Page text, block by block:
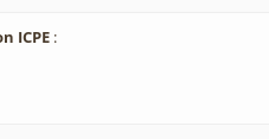
ICPE :